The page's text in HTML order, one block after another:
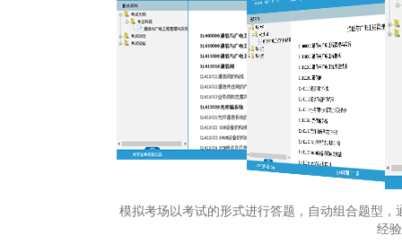
模拟考场以考试的形式进行答题，自动组合题型
经